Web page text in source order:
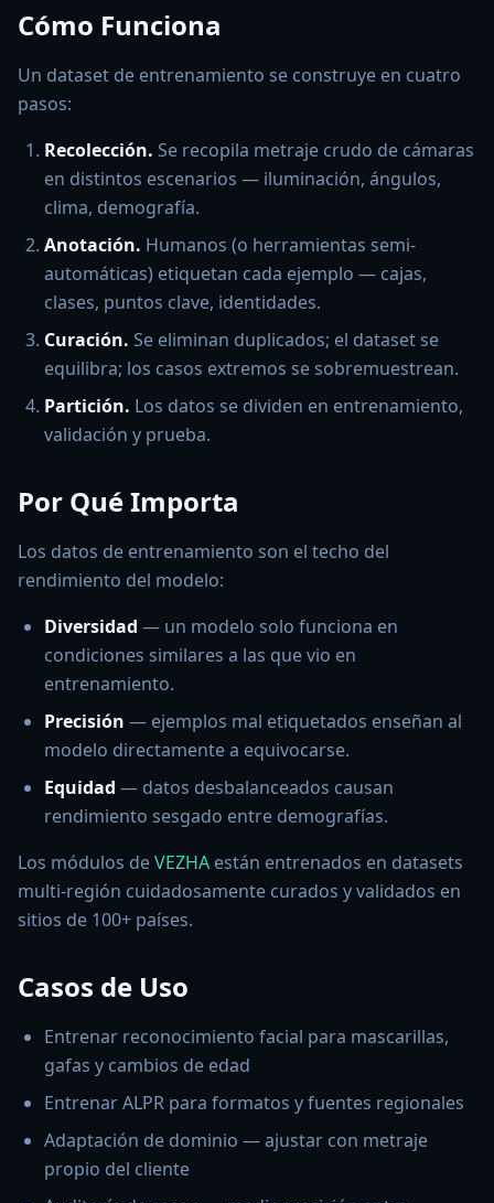
Cómo Funciona
Un dataset de entrenamiento se construye en cuatro
pasos:
Recolección. Se recopila metraje crudo de cámaras
en distintos escenarios — iluminación, ángulos,
clima, demografía.
Anotación. Humanos (o herramientas semi-
automáticas) etiquetan cada ejemplo — cajas,
clases, puntos clave, identidades.
Curación. Se eliminan duplicados; el dataset se
equilibra; los casos extremos se sobremuestrean.
Partición. Los datos se dividen en entrenamiento,
validación y prueba.
Por Qué Importa
Los datos de entrenamiento son el techo del
rendimiento del modelo:
Diversidad — un modelo solo funciona en
condiciones similares a las que vio en
entrenamiento.
Precisión — ejemplos mal etiquetados enseñan al
modelo directamente a equivocarse.
Equidad — datos desbalanceados causan
rendimiento sesgado entre demografías.
Los módulos deVEZHA están entrenados en datasets
multi-región cuidadosamente curados y validados en
sitios de 100+ países.
Casos de Uso
Entrenar reconocimiento facial para mascarillas,
gafas y cambios de edad
Entrenar ALPR para formatos y fuentes regionales
Adaptación de dominio — ajustar con metraje
propio del cliente